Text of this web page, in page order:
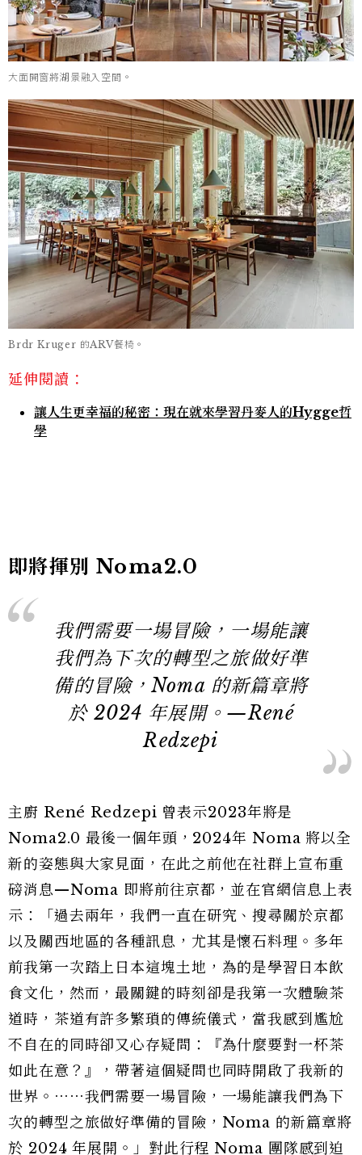
大面開窗將湖景融入空間。
Brdr Kruger 的ARV餐椅。
延伸閱讀：
讓人生更幸福的秘密：現在就來學習丹麥人的Hygge哲
學
即將揮別 Noma2.0
我們需要一場冒險，一場能讓
我們為下次的轉型之旅做好準
備的冒險，Noma 的新篇章將
於 2024 年展開。—René
Redzepi
主廚 René Redzepi 曾表示2023年將是
Noma2.0 最後一個年頭，2024年 Noma 將以全
新的姿態與大家見面，在此之前他在社群上宣布重
磅消息—Noma 即將前往京都，並在官網信息上表
示：「過去兩年，我們一直在研究、搜尋關於京都
以及關西地區的各種訊息，尤其是懷石料理。多年
前我第一次踏上日本這塊土地，為的是學習日本飲
食文化，然而，最關鍵的時刻卻是我第一次體驗茶
道時，茶道有許多繁瑣的傳統儀式，當我感到尷尬
不自在的同時卻又心存疑問：『為什麼要對一杯茶
如此在意？』，帶著這個疑問也同時開啟了我新的
世界。⋯⋯我們需要一場冒險，一場能讓我們為下
次的轉型之旅做好準備的冒險，Noma 的新篇章將
於 2024 年展開。」對此行程 Noma 團隊感到迫